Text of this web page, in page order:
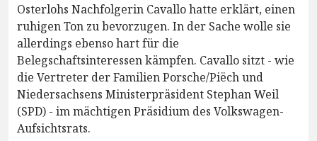
Osterlohs Nachfolgerin Cavallo hatte erklärt, einen
ruhigen Ton zu bevorzugen. In der Sache wolle sie
allerdings ebenso hart für die
Belegschaftsinteressen kämpfen. Cavallo sitzt - wie
die Vertreter der Familien Porsche/Piëch und
Niedersachsens Ministerpräsident Stephan Weil
(SPD) - im mächtigen Präsidium des Volkswagen-
Aufsichtsrats.